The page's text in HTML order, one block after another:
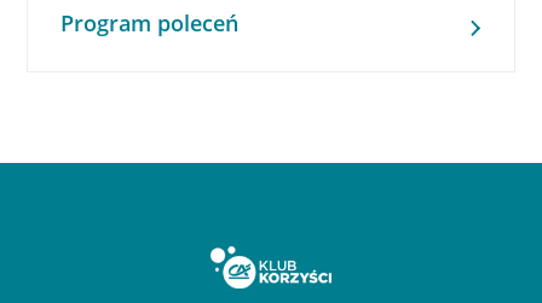
Program poleceń